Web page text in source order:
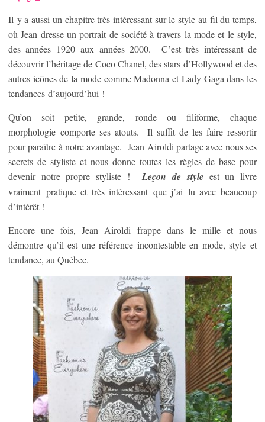
Il y a aussi un chapitre très intéressant sur le style au fil du temps,
où Jean dresse un portrait de société à travers la mode et le style,
des années 1920 aux années 2000. C’est très intéressant de
découvrir l’héritage de Coco Chanel, des stars d’Hollywood et des
autres icônes de la mode comme Madonna et Lady Gaga dans les
tendances d’aujourd’hui !
Qu’on soit petite, grande, ronde ou filiforme, chaque
morphologie comporte ses atouts. Il suffit de les faire ressortir
pour paraître à notre avantage. Jean Airoldi partage avec nous ses
secrets de styliste et nous donne toutes les règles de base pour
devenir notre propre styliste !Leçon de style est un livre
vraiment pratique et très intéressant que j’ai lu avec beaucoup
d’intérêt !
Encore une fois, Jean Airoldi frappe dans le mille et nous
démontre qu’il est une référence incontestable en mode, style et
tendance, au Québec.